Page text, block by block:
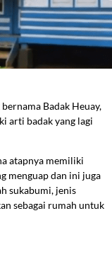
Badak Heuay,
arti badak yang lagi
atapnya memiliki
menguap dan ini juga
sukabumi, jenis
sebagai rumah untuk